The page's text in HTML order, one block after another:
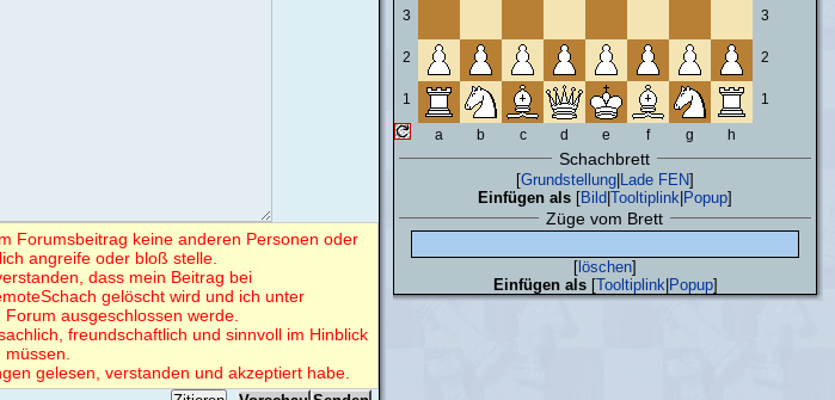
Forumsbeitrag keine anderen Personen oder
angreife oder bloß stelle.
dass mein Beitrag bei
gelöscht wird und ich unter
ausgeschlossen werde.
freundschaftlich und sinnvoll im Hinblick
gelesen, verstanden und akzeptiert habe.
3 3
2 2
1 1
a b c d e f g h
Schachbrett
[Grundstellung Lade FEN]
Einfügen als [Bild Tooltiplink Popup]
Züge vom Brett
[ löschen]
Einfügen als[Tooltiplink| Popup]